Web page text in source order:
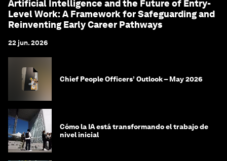
Artificial Intelligence and the Future of Entry-
Level Work: A Framework for Safeguarding and
Reinventing Early Career Pathways
22 jun. 2026
Chief People Officers’ Outlook – May 2026
Cómo la IA está transformando el trabajo de
nivel inicial